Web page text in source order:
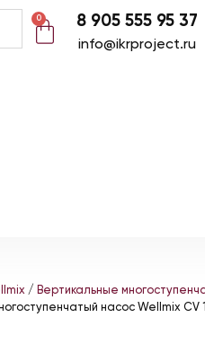
0 8 905 555 95 37
info@ikrproject.ru
/ Вертикальные
насос Wellmix CV